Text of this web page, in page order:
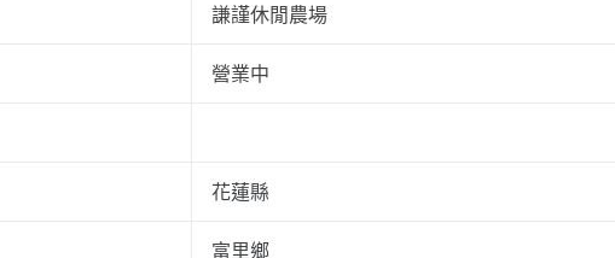
謙謹休閒農場
營業中
花蓮縣
富里鄉